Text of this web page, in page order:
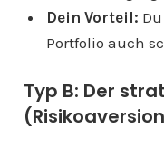
Dein Vorteil:
Portfolio auch
Typ B: Der